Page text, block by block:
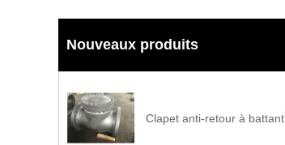
Nouveaux produits
Clapet anti-retour à battant